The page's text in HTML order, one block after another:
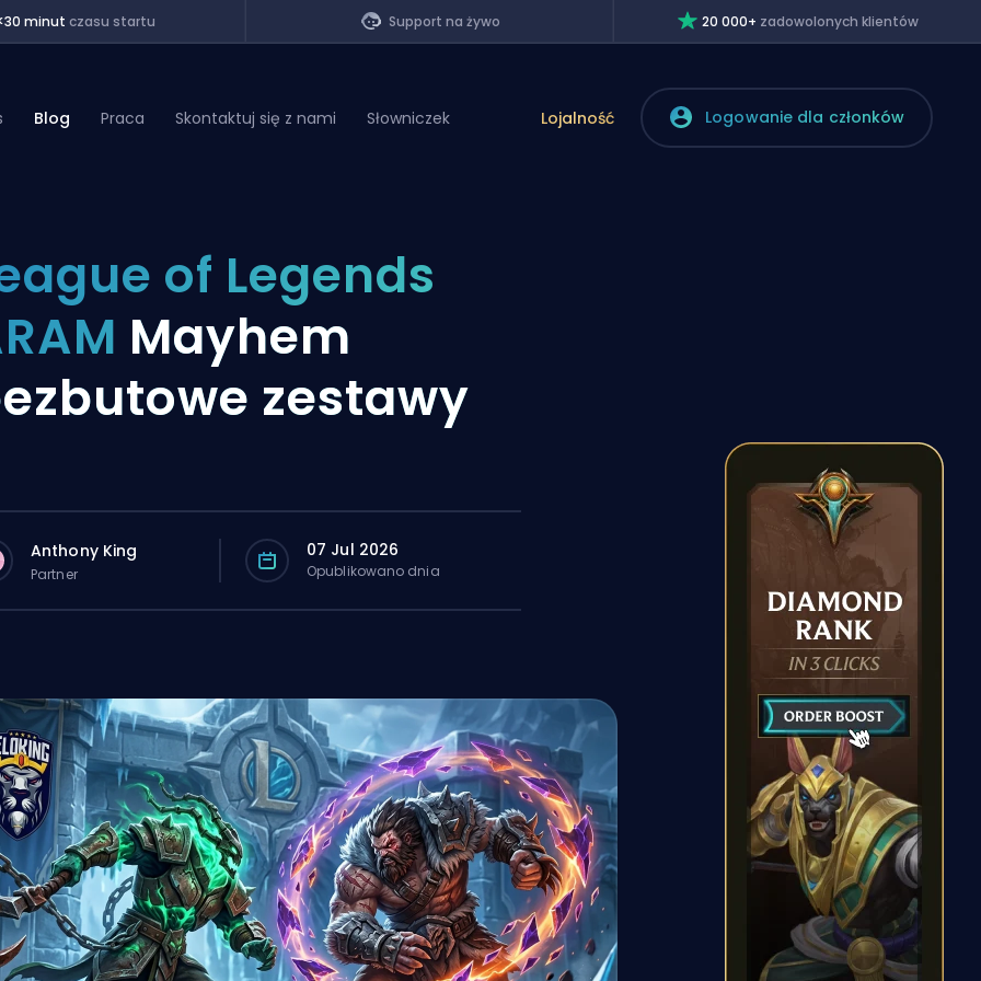
minutczasu startu Support na żywo 20 000+ zadowolonych klientów
Blog Praca Skontaktuj się z nami Słowniczek Lojalność Logowanie dla członków
of Legends
Mayhem
zestawy
Anthony King
Partner
07 Jul 2026
Opublikowano dnia